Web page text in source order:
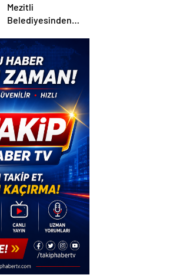
Mezitli
Belediyesinden
Mahallesine Yeni
Sosyal Tesisler